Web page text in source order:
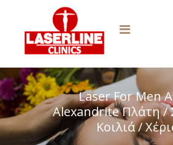
Laser For Men
Alexandrite Πλάτη /
Κοιλιά /